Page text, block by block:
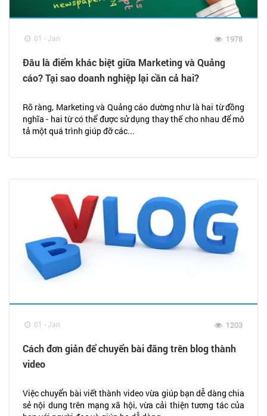
01 - Jan 1978
Đâu là điểm khác biệt giữa Marketing và Quảng
cáo? Tại sao doanh nghiệp lại cần cả hai?
Rõ ràng, Marketing và Quảng cáo dường như là hai từ đồng
nghĩa - hai từ có thể được sử dụng thay thế cho nhau để mô
tả một quá trình giúp đỡ các...
01 - Jan 1203
Cách đơn giản để chuyển bài đăng trên blog thành
video
Việc chuyển bài viết thành video vừa giúp bạn dễ dàng chia
sẻ nội dung trên mạng xã hội, vừa cải thiện tương tác của